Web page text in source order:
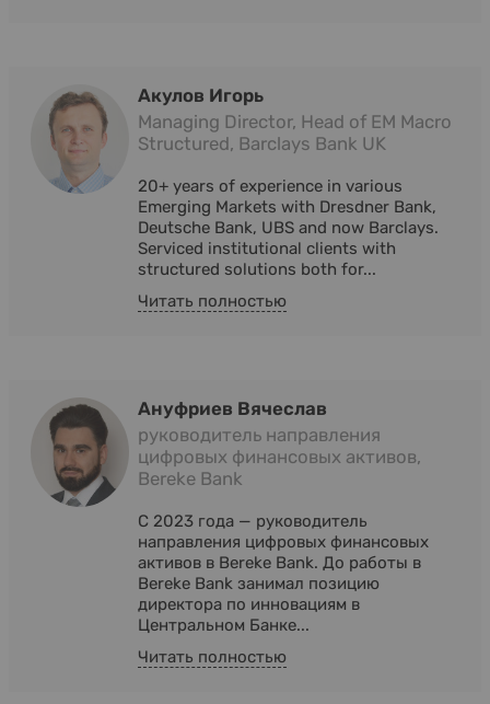
Акулов Игорь
Managing Director, Head of EM Macro
Structured, Barclays Bank UK
20+ years of experience in various
Emerging Markets with Dresdner Bank,
Deutsche Bank, UBS and now Barclays.
Serviced institutional clients with
structured solutions both for...
Читать полностью
Ануфриев Вячеслав
руководитель направления
цифровых финансовых активов,
Bereke Bank
С 2023 года — руководитель
направления цифровых финансовых
активов в Bereke Bank. До работы в
Bereke Bank занимал позицию
директора по инновациям в
Центральном Банке...
Читать полностью